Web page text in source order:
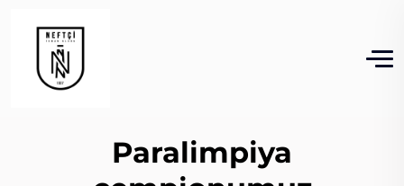
Paralimpiya